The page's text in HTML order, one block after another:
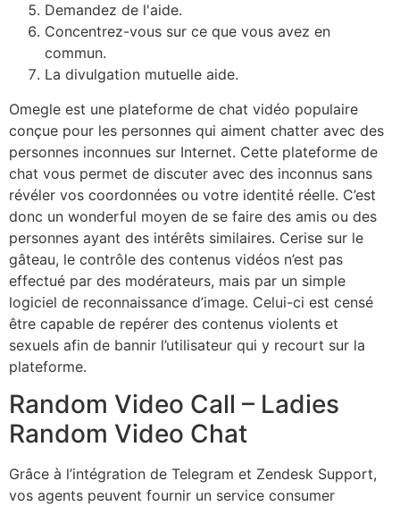
Demandez de l'aide.
Concentrez-vous sur ce que vous avez en
commun.
La divulgation mutuelle aide.
Omegle est une plateforme de chat vidéo populaire
conçue pour les personnes qui aiment chatter avec des
personnes inconnues sur Internet. Cette plateforme de
chat vous permet de discuter avec des inconnus sans
révéler vos coordonnées ou votre identité réelle. C’est
donc un wonderful moyen de se faire des amis ou des
personnes ayant des intérêts similaires. Cerise sur le
gâteau, le contrôle des contenus vidéos n’est pas
effectué par des modérateurs, mais par un simple
logiciel de reconnaissance d’image. Celui-ci est censé
être capable de repérer des contenus violents et
sexuels afin de bannir l’utilisateur qui y recourt sur la
plateforme.
Random Video Call – Ladies
Random Video Chat
Grâce à l’intégration de Telegram et Zendesk Support,
vos agents peuvent fournir un service consumer